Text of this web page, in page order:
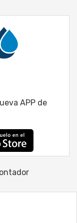
APP de